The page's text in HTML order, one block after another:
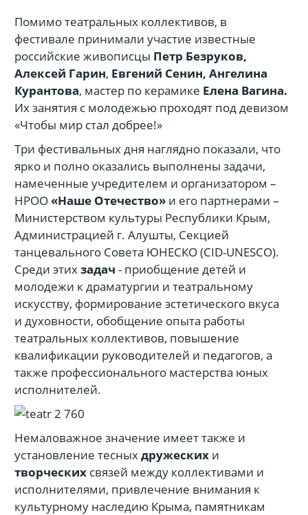
Помимо театральных коллективов, в
фестивале принимали участие известные
российские живописцы Петр Безруков,
Алексей Гарин, Евгений Сенин, Ангелина
Курантова, мастер по керамике Елена Вагина.
Их занятия с молодежью проходят под девизом
«Чтобы мир стал добрее!»
Три фестивальных дня наглядно показали, что
ярко и полно оказались выполнены задачи,
намеченные учредителем и организатором –
НРОО «Наше Отечество» и его партнерами –
Министерством культуры Республики Крым,
Администрацией г. Алушты, Секцией
танцевального Совета ЮНЕСКО (CID-UNESCO).
Среди этихзадач - приобщение детей и
молодежи к драматургии и театральному
искусству, формирование эстетического вкуса
и духовности, обобщение опыта работы
театральных коллективов, повышение
квалификации руководителей и педагогов, а
также профессионального мастерства юных
исполнителей.
Немаловажное значение имеет также и
установление тесныхдружеских и
творческих связей между коллективами и
исполнителями, привлечение внимания к
культурному наследию Крыма, памятникам